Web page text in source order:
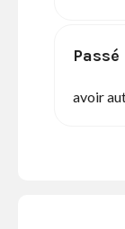
Passé
avoir